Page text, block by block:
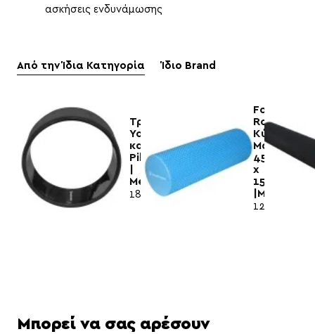
ασκήσεις ενδυνάμωσης
Από την Ίδια Κατηγορία Ίδιο Brand
Τροχός
Yoga
και
Pilates
Megafitness
18,50€
Foam
Roller
Κύλινδρος
Μασάζ
45cm
x
15cm
12,50€
Μπορεί να σας αρέσουν